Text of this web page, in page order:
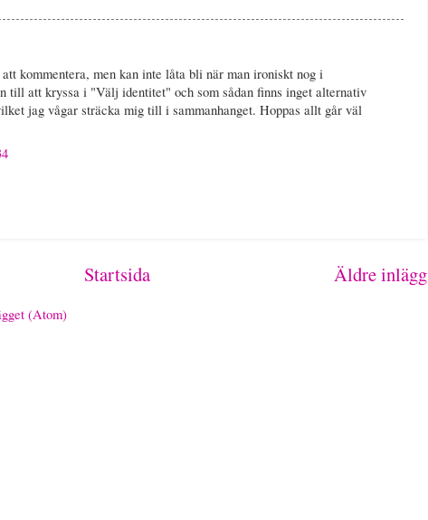
kommentera, men kan inte låta bli när man ironiskt nog i
till att kryssa i "Välj identitet" och som sådan finns inget alternativ
jag vågar sträcka mig till i sammanhanget. Hoppas allt går väl
Äldre inlägg
Startsida
(Atom)